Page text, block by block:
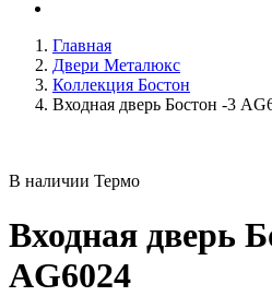
Главная
Двери Металюкс
Коллекция Бостон
Входная дверь Бостон -3
В наличии Термо
Входная дверь
AG6024